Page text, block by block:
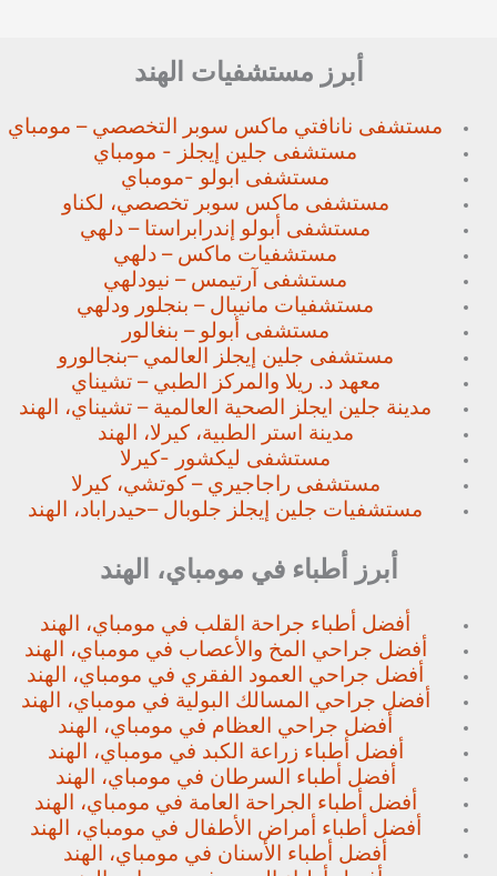
أبرز مستشفيات الهند
مستشفى نانافتي ماكس سوبر التخصصي – مومباي
مستشفى جلين إيجلز - مومباي
مستشفى ابولو -مومباي
مستشفى ماكس سوبر تخصصي، لكناو
مستشفى أبولو إندرابراستا – دلهي
مستشفيات ماكس – دلهي
مستشفى آرتيمس – نيودلهي
مستشفيات مانيبال – بنجلور ودلهي
مستشفى أبولو – بنغالور
مستشفى جلين إيجلز العالمي –بنجالورو
معهد د. ريلا والمركز الطبي – تشيناي
مدينة جلين ايجلز الصحية العالمية – تشيناي، الهند
مدينة استر الطبية، كيرلا، الهند
مستشفى ليكشور -كيرلا
مستشفى راجاجيري – كوتشي، كيرلا
مستشفيات جلين إيجلز جلوبال –حيدراباد، الهند
أبرز أطباء في مومباي، الهند
أفضل أطباء جراحة القلب في مومباي، الهند
أفضل جراحي المخ والأعصاب في مومباي، الهند
أفضل جراحي العمود الفقري في مومباي، الهند
أفضل جراحي المسالك البولية في مومباي، الهند
أفضل جراحي العظام في مومباي، الهند
أفضل أطباء زراعة الكبد في مومباي، الهند
أفضل أطباء السرطان في مومباي، الهند
أفضل أطباء الجراحة العامة في مومباي، الهند
أفضل أطباء أمراض الأطفال في مومباي، الهند
أفضل أطباء الأسنان في مومباي، الهند